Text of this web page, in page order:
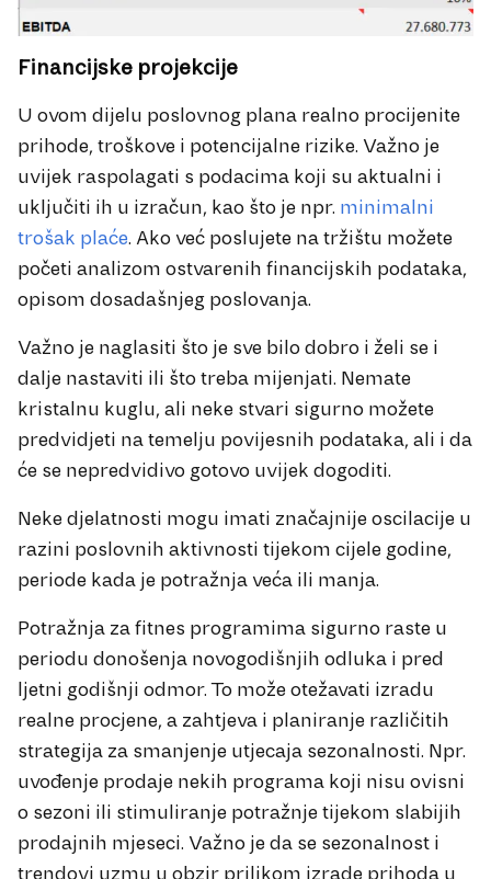
Financijske projekcije
U ovom dijelu poslovnog plana realno procijenite
prihode, troškove i potencijalne rizike. Važno je
uvijek raspolagati s podacima koji su aktualni i
uključiti ih u izračun, kao što je npr. minimalni
trošak plaće. Ako već poslujete na tržištu možete
početi analizom ostvarenih financijskih podataka,
opisom dosadašnjeg poslovanja.
Važno je naglasiti što je sve bilo dobro i želi se i
dalje nastaviti ili što treba mijenjati. Nemate
kristalnu kuglu, ali neke stvari sigurno možete
predvidjeti na temelju povijesnih podataka, ali i da
će se nepredvidivo gotovo uvijek dogoditi.
Neke djelatnosti mogu imati značajnije oscilacije u
razini poslovnih aktivnosti tijekom cijele godine,
periode kada je potražnja veća ili manja.
Potražnja za fitnes programima sigurno raste u
periodu donošenja novogodišnjih odluka i pred
ljetni godišnji odmor. To može otežavati izradu
realne procjene, a zahtjeva i planiranje različitih
strategija za smanjenje utjecaja sezonalnosti. Npr.
uvođenje prodaje nekih programa koji nisu ovisni
o sezoni ili stimuliranje potražnje tijekom slabijih
prodajnih mjeseci. Važno je da se sezonalnost i
trendovi uzmu u obzir prilikom izrade prihoda u